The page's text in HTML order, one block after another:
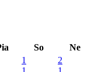
So
Ne
1
2